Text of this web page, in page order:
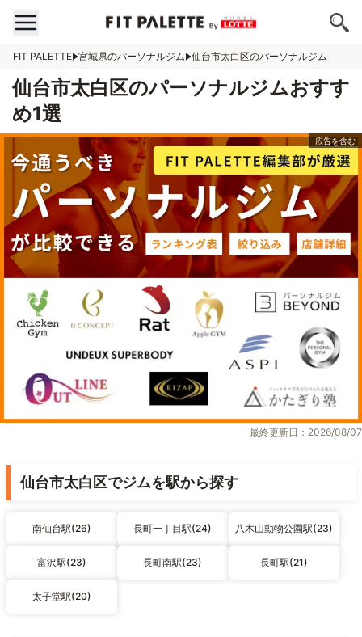
FIT PALETTE 宮城県のパーソナルジム 仙台市太白区のパーソナルジム
仙台市太白区のパーソナルジムおすす
め1選
最終更新日：2026/08/07
仙台市太白区でジムを駅から探す
南仙台駅(26) 長町一丁目駅(24) 八木山動物公園駅(23)
富沢駅(23) 長町南駅(23) 長町駅(21)
太子堂駅(20)